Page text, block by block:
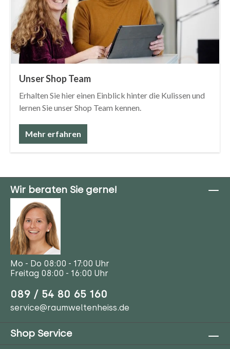
Unser Shop Team
Erhalten Sie hier einen Einblick hinter die Kulissen und
lernen Sie unser Shop Team kennen.
Mehr erfahren
Wir beraten Sie gerne!
Mo - Do 08:00 - 17:00 Uhr
Freitag 08:00 - 16:00 Uhr
089 / 54 80 65 160
service@raumweltenheiss.de
Shop Service